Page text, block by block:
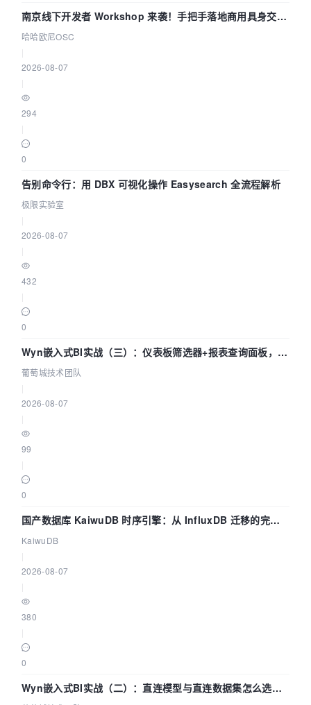
南京线下开发者 Workshop 来袭！手把手落地商用具身交互
智能 Agent 应用
哈哈欧尼OSC
2026-08-07
294
0
告别命令行：用 DBX 可视化操作 Easysearch 全流程解析
极限实验室
2026-08-07
432
0
Wyn嵌入式BI实战（三）：仪表板筛选器+报表查询面板，参
数联动全闭环
葡萄城技术团队
2026-08-07
99
0
国产数据库 KaiwuDB 时序引擎：从 InfluxDB 迁移的完整
技术路径
KaiwuDB
2026-08-07
380
0
Wyn嵌入式BI实战（二）：直连模型与直连数据集怎么选，